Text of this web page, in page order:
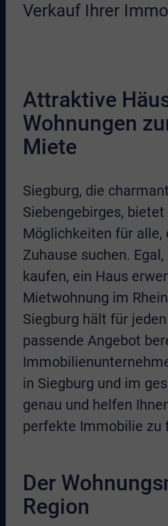
Verkauf Ihrer
Attraktive
Wohnungen
Miete
Siegburg, die
Siebengebirges,
Möglichkeiten für alle,
Zuhause suchen.
kaufen, ein Haus
Mietwohnung im
Siegburg hält für
passende Angebot
in Siegburg und im
genau und helfen
perfekte Immobilie zu
Der
Region